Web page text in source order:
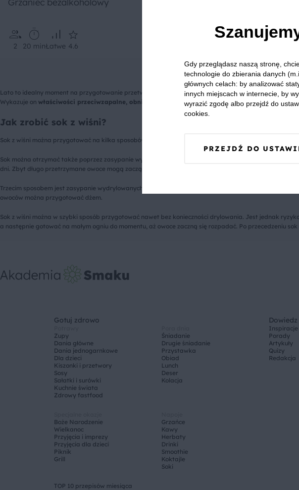
2 20 minŁatwe 4.6
Lato to idealny moment na przygotowanie przetworów. Dzięki nim nawet pod koniec roku można
Wykazuje on właściwości przeciwzapalne, obniża gorączkę i łagodzi bóle mięśni, co będzie
Jak zrobić sok z wiśni?
Sok z wiśni można przygotować na kilka sposobów. Jednym z nich jest wykorzystanie sokownika i
Sok można otrzymać także poprzez zasypanie wydrylowanych owoców cukrem. W tym przypadku
dni. Zbyt długo przetrzymane owoce mogą zacząć fermentować.
Trzecim sposobem jest zasypanie wydrylowanych owoców cukrem, a gdy puszczą sok gotować je na
owoców można przygotować dżem.
Sok z wiśni można w szybki sposób przygotować nawet bez konieczności drylowania. Jest jednak
a następnie gotować na małym ogniu do momentu, aż owoce zaczną się rozpadać. Po przecedzeniu
Gotuj zdrowo
Zupy
Dania główne
Dania jednogarnkowe
Dla dzieci
Kiszonki i przetwory
Sosy
Sałatki i surówki
Kuchnie świata
Zdrowy fastfood
Śniadanie
Drugie śniadanie
Przystawka
Obiad
Lunch
Deser
Kolacja
Boże Narodzenie
Wielkanoc
Przyjęcia i imprezy
Przyjęcia dla dzieci
Piknik
Grill
Grzańce
Kawy
Herbaty
Drinki
Smoothie
Koktajle
Soki
TOP 10 przepisów miesiąca
Dowiedz
Inspiracje
Porady
Artykuły
Quizy
Redakcja
Gdy przeglądasz naszą stronę,
technologie do zbierania danych
głównych celach: by analizować
innych miejscach w internecie, by
wyrazić zgodę albo przejdź do
cookies.
PRZEJDŹ DO